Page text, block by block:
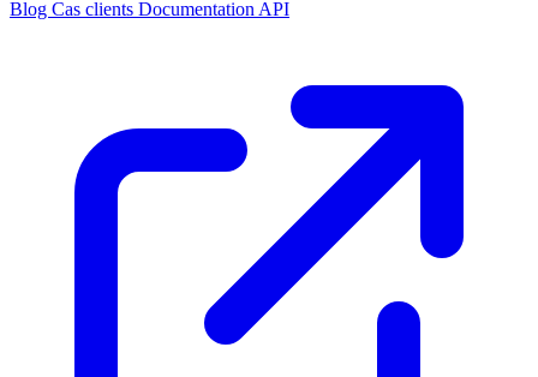
Blog Cas clients Documentation API